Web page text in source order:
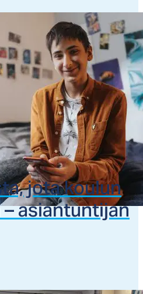
jo­ta kou­lun
asian­tun­ti­jan